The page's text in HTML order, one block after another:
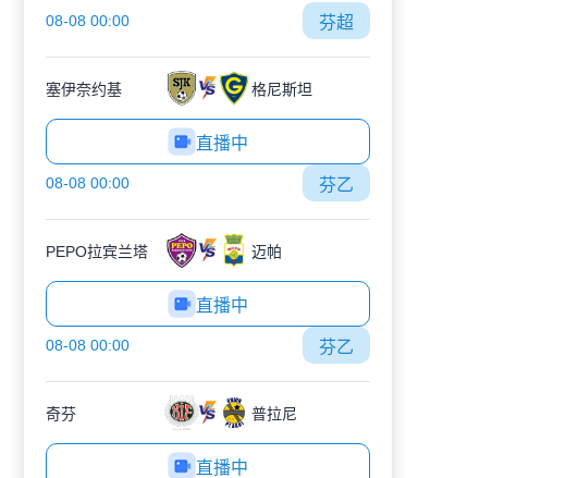
08-08 00:00 芬超
塞伊奈约基 格尼斯坦
直播中
08-08 00:00 芬乙
PEPO拉宾兰塔 迈帕
直播中
08-08 00:00 芬乙
奇芬 普拉尼
直播中